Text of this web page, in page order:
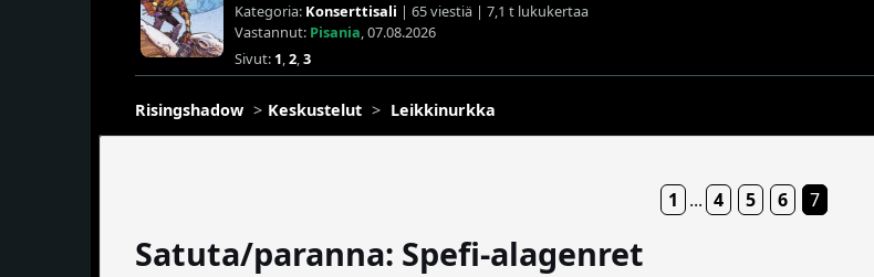
Kategoria: Konserttisali | 65 viestiä | 7,1 t lukukertaa
Vastannut: Pisania, 07.08.2026
Sivut: 1,2,3
Risingshadow Keskustelut Leikkinurkka
1 ... 4 5 6 7
Satuta/paranna: Spefi-alagenret